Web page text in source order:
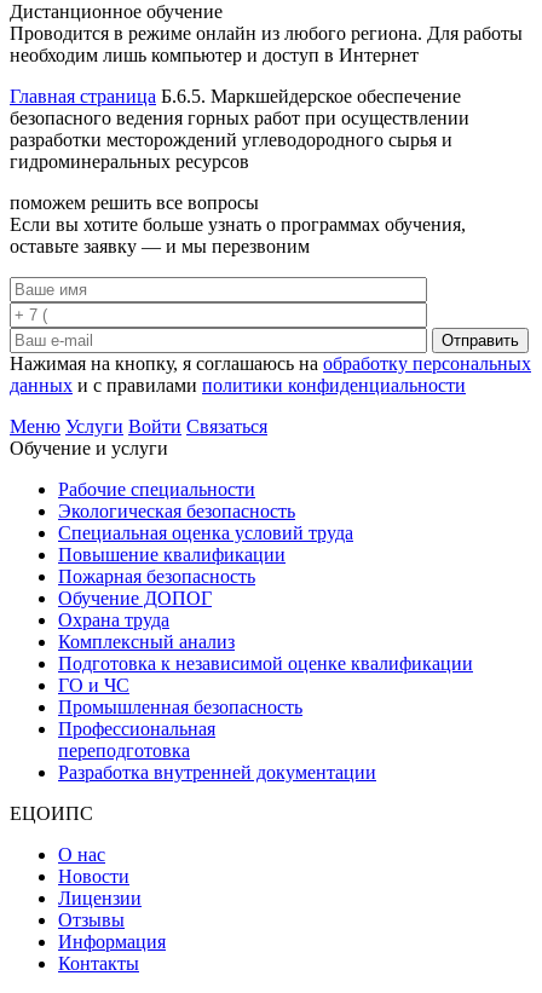
Дистанционное обучение
Проводится в режиме онлайн из любого региона. Для работы
необходим лишь компьютер и доступ в Интернет
Главная страница Б.6.5. Маркшейдерское обеспечение
безопасного ведения горных работ при осуществлении
разработки месторождений углеводородного сырья и
гидроминеральных ресурсов
поможем решить все вопросы
Если вы хотите больше узнать о программах обучения,
оставьте заявку — и мы перезвоним
Отправить
Нажимая на кнопку, я соглашаюсь на обработку персональных
данных и с правилами политики конфиденциальности
Меню Услуги Войти Связаться
Обучение и услуги
Рабочие специальности
Экологическая безопасность
Специальная оценка условий труда
Повышение квалификации
Пожарная безопасность
Обучение ДОПОГ
Охрана труда
Комплексный анализ
Подготовка к независимой оценке квалификации
ГО и ЧС
Промышленная безопасность
Профессиональная
переподготовка
Разработка внутренней документации
ЕЦОИПС
О нас
Новости
Лицензии
Отзывы
Информация
Контакты